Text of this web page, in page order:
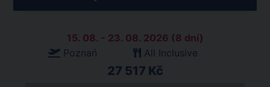
15. 08. - 23. 08. 2026 (8 dní)
Poznań
All Inclusive
27 517 Kč